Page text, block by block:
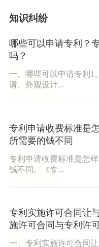
知识纠纷
哪些可以申请专利？
吗？
一、哪些可以申请专利1
请、外观设计...
专利申请收费标准是
所需要的钱不同
专利申请收费标准是怎
钱不同。《专...
专利实施许可合同让
施许可合同与专利许
一、专利实施许可合同